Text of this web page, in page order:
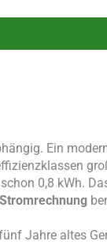
Ein
0,8 kWh.
Stromrechnung
Jahre altes